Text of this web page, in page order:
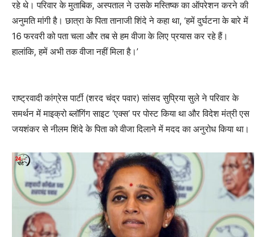
रहे थे। परिवार के मुताबिक, अस्पताल ने उसके मस्तिष्क का ऑपरेशन करने की
अनुमति मांगी है। छात्रा के पिता तानाजी शिंदे ने कहा था, ‘हमें दुर्घटना के बारे में
16 फरवरी को पता चला और तब से हम वीजा के लिए प्रयास कर रहे हैं।
हालांकि, हमें अभी तक वीजा नहीं मिला है।’
राष्ट्रवादी कांग्रेस पार्टी (शरद चंद्र पवार) सांसद सुप्रिया सुले ने परिवार के
समर्थन में माइक्रो ब्लॉगिंग साइट ‘एक्स’ पर पोस्ट किया था और विदेश मंत्री एस
जयशंकर से नीलम शिंदे के पिता को वीजा दिलाने में मदद का अनुरोध किया था।